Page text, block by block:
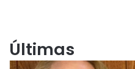
Últimas